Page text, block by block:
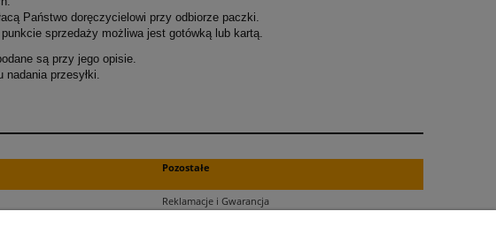
Państwo doręczycielowi przy odbiorze paczki.
sprzedaży możliwa jest gotówką lub kartą.
są przy jego opisie.
przesyłki.
Pozostałe
Reklamacje i Gwarancja